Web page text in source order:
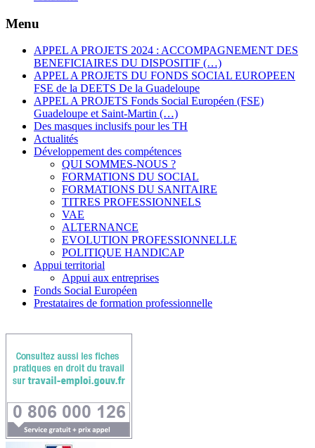
Menu
APPEL A PROJETS 2024 : ACCOMPAGNEMENT DES
BENEFICIAIRES DU DISPOSITIF (…)
APPEL A PROJETS DU FONDS SOCIAL EUROPEEN
FSE de la DEETS De la Guadeloupe
APPEL A PROJETS Fonds Social Européen (FSE)
Guadeloupe et Saint-Martin (…)
Des masques inclusifs pour les TH
Actualités
Développement des compétences
QUI SOMMES-NOUS ?
FORMATIONS DU SOCIAL
FORMATIONS DU SANITAIRE
TITRES PROFESSIONNELS
VAE
ALTERNANCE
EVOLUTION PROFESSIONNELLE
POLITIQUE HANDICAP
Appui territorial
Appui aux entreprises
Fonds Social Européen
Prestataires de formation professionnelle